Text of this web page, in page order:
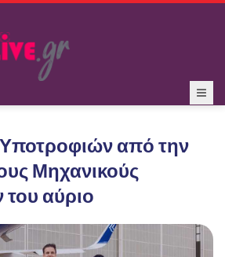
από την
Μηχανικούς
αύριο